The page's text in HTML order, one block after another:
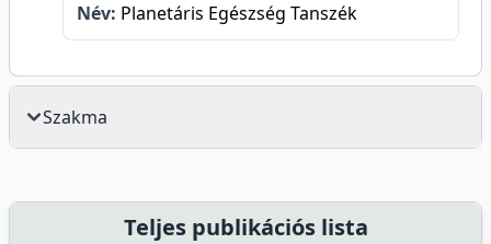
Név: Planetáris Egészség Tanszék
Szakma
Teljes publikációs lista